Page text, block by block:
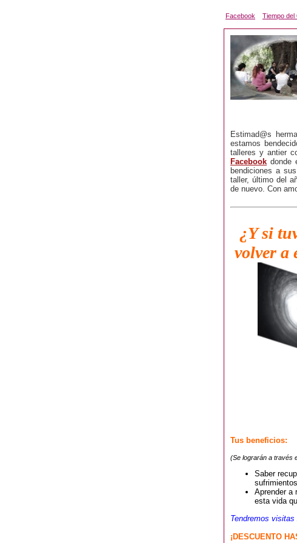
Facebook Tiempo del
Estimad@s
estamos
talleres y antier
Facebook donde
bendiciones a
taller, último del
de nuevo. Con
¿Y si
volver a
Tus beneficios:
(Se lograrán a través
Saber
Aprender a
esta vida
Tendremos
¡DESCUENTO